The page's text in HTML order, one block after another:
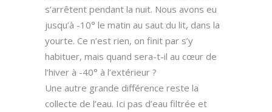
s’arrêtent pendant la nuit. Nous avons eu
jusqu’à -10° le matin au saut du lit, dans la
yourte. Ce n’est rien, on finit par s’y
habituer, mais quand sera-t-il au cœur de
l’hiver à -40° à l’extérieur ?
Une autre grande différence reste la
collecte de l’eau. Ici pas d’eau filtrée et